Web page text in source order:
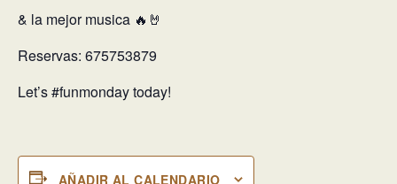
& la mejor musica 🔥🤘
Reservas: 675753879
Let’s #funmonday today!
AÑADIR AL CALENDARIO